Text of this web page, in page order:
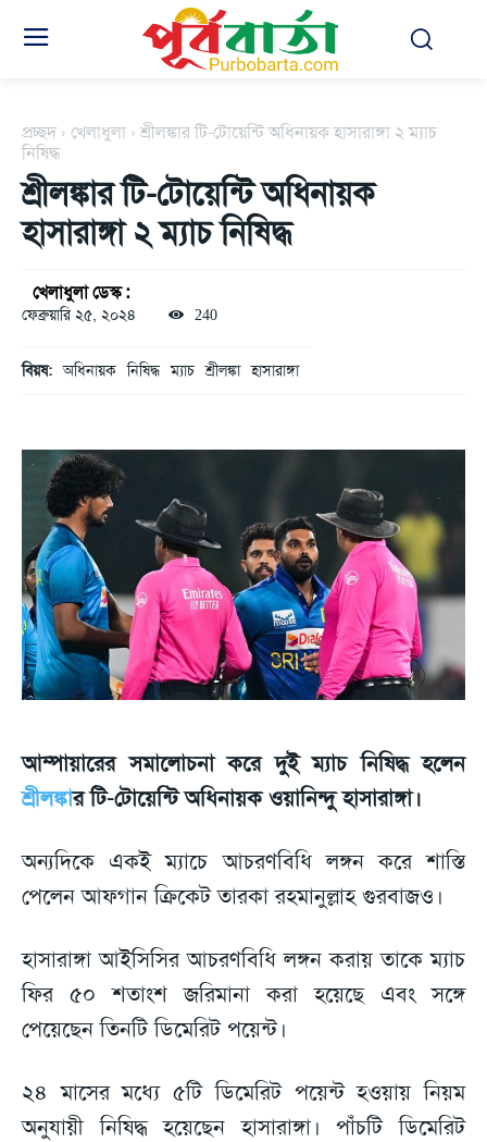
প্রচ্ছদ খেলাধুলা
শ্রীলঙ্কার টি-টোয়েন্টি অধিনায়ক হাসারাঙ্গা ২ ম্যাচ
নিষিদ্ধ
শ্রীলঙ্কার টি-টোয়েন্টি অধিনায়ক
হাসারাঙ্গা ২ ম্যাচ নিষিদ্ধ
খেলাধুলা ডেস্ক :
ফেব্রুয়ারি ২৫, ২০২৪ 240
বিয়ষ: অধিনায়ক নিষিদ্ধ ম্যাচ শ্রীলঙ্কা হাসারাঙ্গা
আম্পায়ারের সমালোচনা করে দুই ম্যাচ নিষিদ্ধ হলেন
শ্রীলঙ্কার টি-টোয়েন্টি অধিনায়ক ওয়ানিন্দু হাসারাঙ্গা।
অন্যদিকে একই ম্যাচে আচরণবিধি লঙ্গন করে শাস্তি
পেলেন আফগান ক্রিকেট তারকা রহমানুল্লাহ গুরবাজও।
হাসারাঙ্গা আইসিসির আচরণবিধি লঙ্গন করায় তাকে ম্যাচ
ফির ৫০ শতাংশ জরিমানা করা হয়েছে এবং সঙ্গে
পেয়েছেন তিনটি ডিমেরিট পয়েন্ট।
২৪ মাসের মধ্যে ৫টি ডিমেরিট পয়েন্ট হওয়ায় নিয়ম
অনুযায়ী নিষিদ্ধ হয়েছেন হাসারাঙ্গা। পাঁচটি ডিমেরিট